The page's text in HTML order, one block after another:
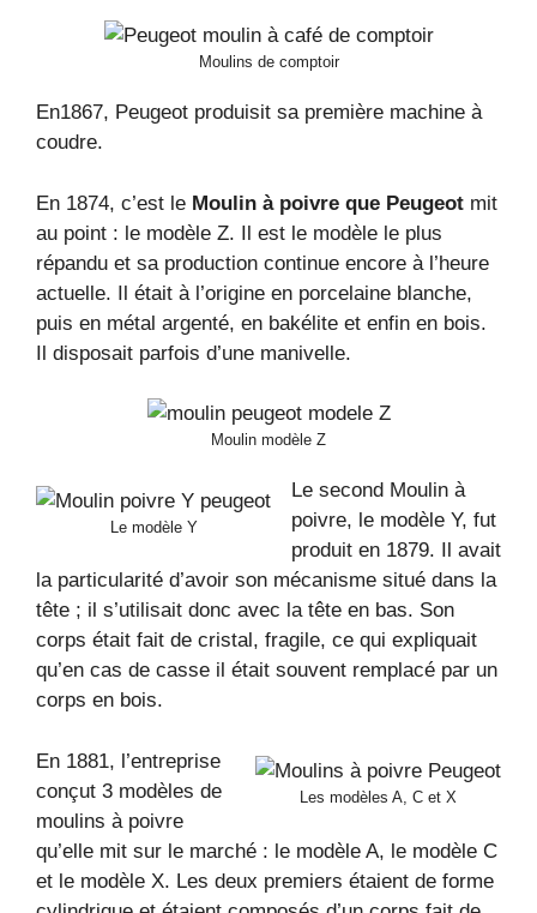
Moulins de comptoir
En1867, Peugeot produisit sa première machine à
coudre.
En 1874, c’est le Moulin à poivre que Peugeot mit
au point : le modèle Z. Il est le modèle le plus
répandu et sa production continue encore à l’heure
actuelle. Il était à l’origine en porcelaine blanche,
puis en métal argenté, en bakélite et enfin en bois.
Il disposait parfois d’une manivelle.
Moulin modèle Z
Le modèle Y
Le second Moulin à
poivre, le modèle Y, fut
produit en 1879. Il avait
la particularité d’avoir son mécanisme situé dans la
tête ; il s’utilisait donc avec la tête en bas. Son
corps était fait de cristal, fragile, ce qui expliquait
qu’en cas de casse il était souvent remplacé par un
corps en bois.
Les modèles A, C et X
En 1881, l’entreprise
conçut 3 modèles de
moulins à poivre
qu’elle mit sur le marché : le modèle A, le modèle C
et le modèle X. Les deux premiers étaient de forme